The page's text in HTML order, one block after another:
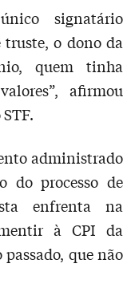
signatário
truste, o dono da
quem tinha
afirmou
administrado
do processo de
enfrenta na
à CPI da
que não